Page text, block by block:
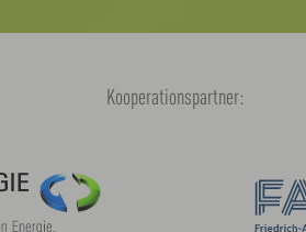
Kooperationspartner: